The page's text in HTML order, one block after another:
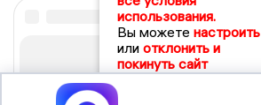
использования.
Вы можете настроить
или отклонить и
покинуть сайт